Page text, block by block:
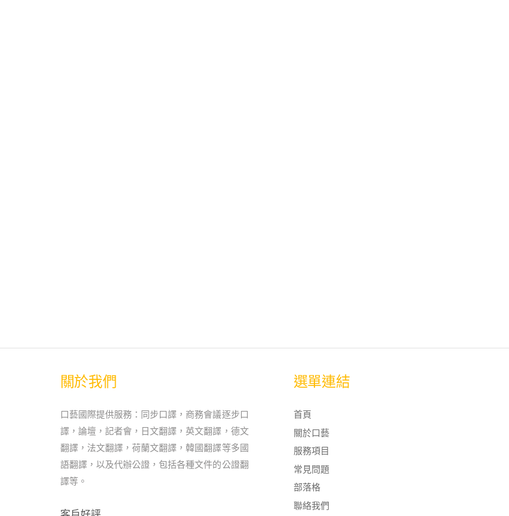
關於我們
口藝國際提供服務：同步口譯，商務會議逐步口
譯，論壇，記者會，日文翻譯，英文翻譯，德文
翻譯，法文翻譯，荷蘭文翻譯，韓國翻譯等多國
語翻譯，以及代辦公證，包括各種文件的公證翻
譯等。
選單連結
首頁
關於口藝
服務項目
常見問題
部落格
聯絡我們